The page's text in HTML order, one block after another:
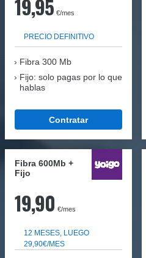
19,95 €/mes
PRECIO DEFINITIVO
Fibra 300 Mb
Fijo: solo pagas por lo que
hablas
Contratar
Fibra 600Mb +
Fijo
19,90 €/mes
12 MESES, LUEGO
29,90€/MES